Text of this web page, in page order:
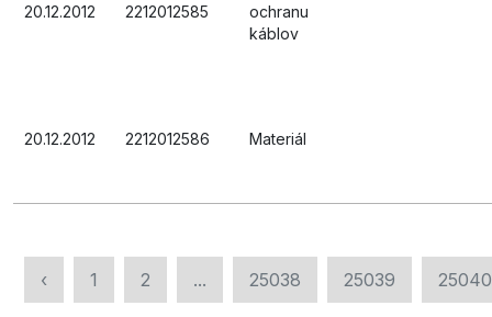
20.12.2012 2212012585
ochranu
káblov
20.12.2012 2212012586 Materiál
‹ 1 2 ... 25038 25039 25040